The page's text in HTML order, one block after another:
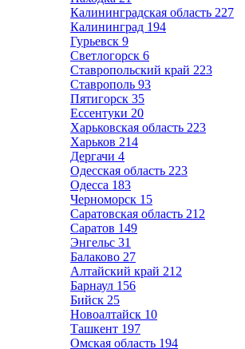
Калининградская область 227
Калининград 194
Гурьевск 9
Светлогорск 6
Ставропольский край 223
Ставрополь 93
Пятигорск 35
Ессентуки 20
Харьковская область 223
Харьков 214
Дергачи 4
Одесская область 223
Одесса 183
Черноморск 15
Саратовская область 212
Саратов 149
Энгельс 31
Балаково 27
Алтайский край 212
Барнаул 156
Бийск 25
Новоалтайск 10
Ташкент 197
Омская область 194